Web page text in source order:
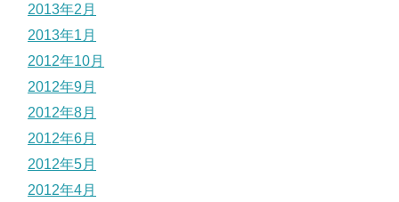
2013年2月
2013年1月
2012年10月
2012年9月
2012年8月
2012年6月
2012年5月
2012年4月